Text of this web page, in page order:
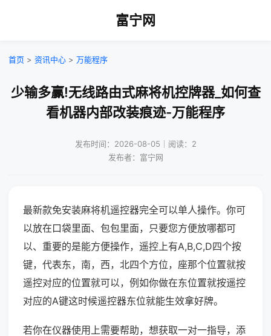
富宁网
首页 > 资讯中心 > 万能程序
少输多赢!无线路由式麻将机控牌器_如何查
看机器内部改装痕迹-万能程序
发布时间：2026-08-05｜阅读：2
发布者：富宁网
最新款免安装麻将机遥控器完全可以单人操作。你可
以放在口袋里面、包包里面，只要您方便放哪都可
以、重要的是能方便操作，遥控上有A,B,C,D四个按
键，代表东，南，西，北四个方位，座那个位置就按
遥控对应的位置就可以，例如你做在东位置就按遥控
对应的A键这时候遥控器东位就能生效拿好牌。
若你在仪器使用上需要帮助，想获取一对一指导，添